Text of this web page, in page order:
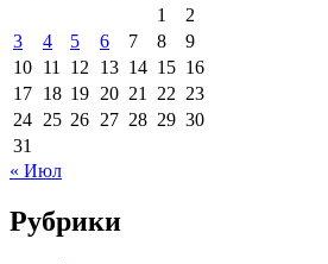
1
2
3
4 5 6 7 8
9
10 11 12 13 14 15 16
17 18 19 20 21 22 23
24 25 26 27 28 29 30
31
« Июл
Рубрики